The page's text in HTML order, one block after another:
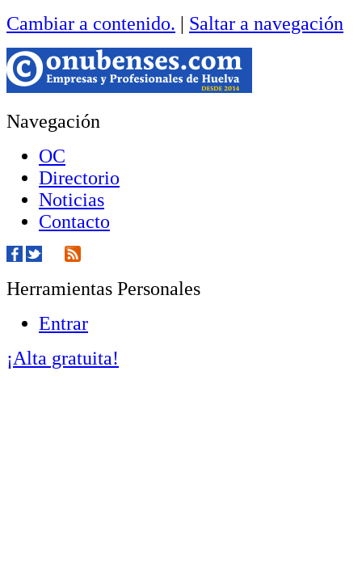
Cambiar a contenido. | Saltar a navegación
Navegación
OC
Directorio
Noticias
Contacto
Herramientas Personales
Entrar
¡Alta gratuita!